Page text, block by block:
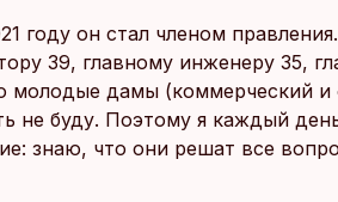
году он стал членом
39, главному инженеру 35,
молодые дамы (коммерческий
не буду. Поэтому я каждый
знаю, что они решат все